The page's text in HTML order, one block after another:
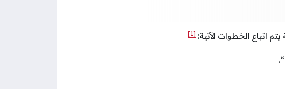
اتباع الخطوات الآتية: [1]
“.